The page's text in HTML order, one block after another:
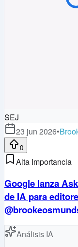
SEJ
23 jun 2026•
0
Alta Importancia
Google lanza
de IA para
Análisis IA